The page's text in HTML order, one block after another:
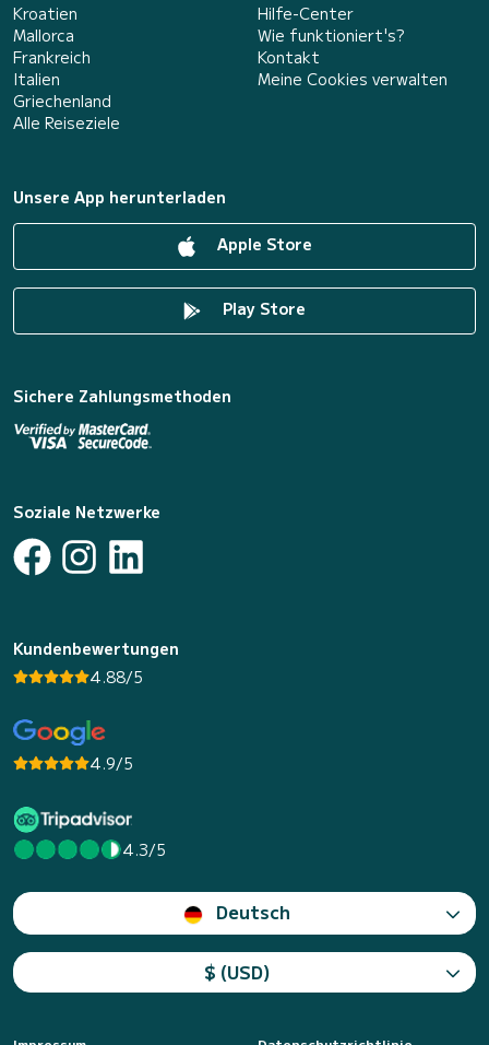
Kroatien
Mallorca
Frankreich
Italien
Griechenland
Alle Reiseziele
Hilfe-Center
Wie funktioniert's?
Kontakt
Meine Cookies verwalten
Unsere App herunterladen
Apple Store
Play Store
Sichere Zahlungsmethoden
Soziale Netzwerke
Kundenbewertungen
4.88/5
4.9/5
4.3/5
Deutsch
$ (USD)